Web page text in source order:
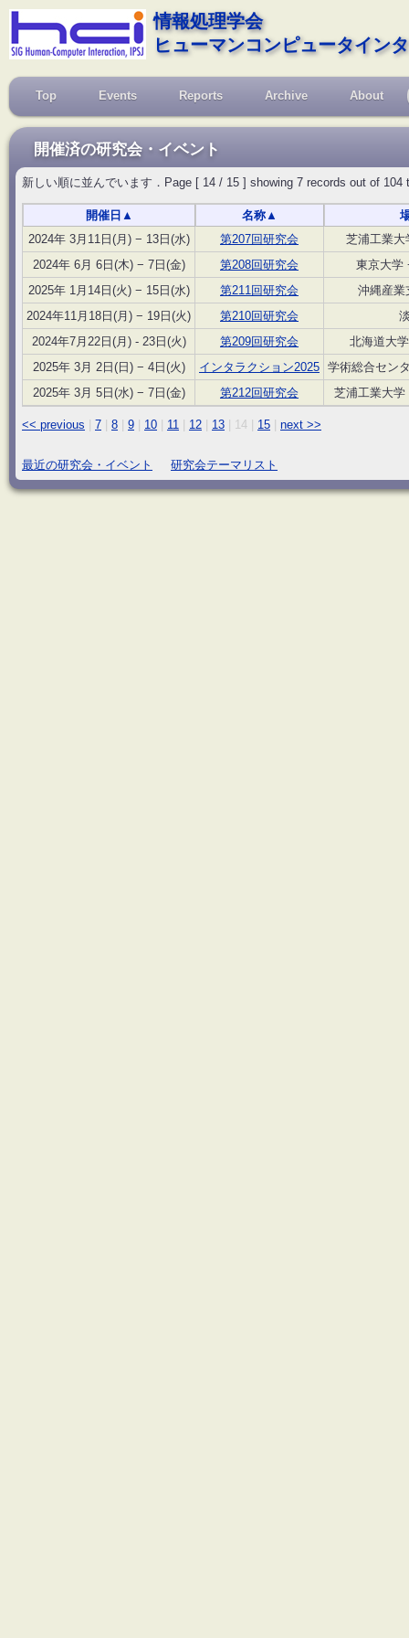
情報処理学会
ヒューマンコンピュータイン
Top Events Reports Archive About
開催済の研究会・イベント
新しい順に並んでいます．Page [ 14 / 15 ] showing 7 records out of
開催日 ▲ 名称 ▲
2024年 3月11日(月) − 13日(水)
第207回研究会
芝浦工業大
2024年 6月 6日(木) − 7日(金)
第208回研究会
東京大学
2025年 1月14日(火) − 15日(水)
第211回研究会
沖縄産業
2024年11月18日(月) − 19日(火)
第210回研究会
2024年7月22日(月) - 23日(火)
第209回研究会
北海道大
2025年 3月 2日(日) − 4日(火)
インタラクション2025 学術総合セン
2025年 3月 5日(水) − 7日(金)
第212回研究会 芝浦工業大学
<< previous 7 8 9 10 11 12 13 14 15 next >>
最近の研究会・イベント 研究会テーマリスト